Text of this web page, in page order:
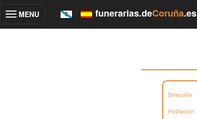
Toggle
MENU funerarias.deCoruña.es
Dirección
Población